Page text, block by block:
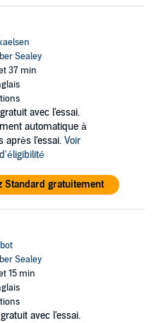
Sealey
37 min
avec l'essai.
automatique à
après l'essai. Voir
Standard gratuitement
Sealey
15 min
avec l'essai.